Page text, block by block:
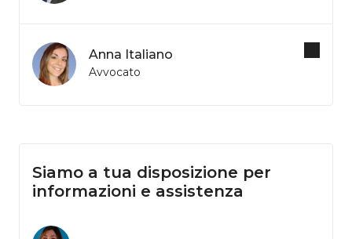
Anna Italiano
Avvocato
Siamo a tua disposizione per
informazioni e assistenza